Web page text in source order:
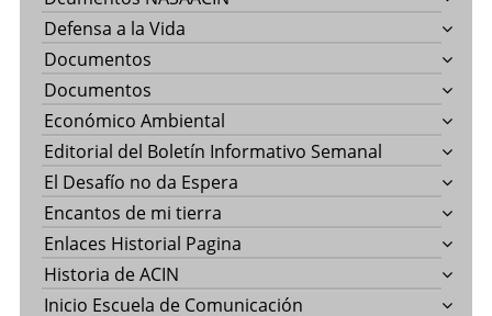
Defensa a la Vida
Documentos
Documentos
Económico Ambiental
Editorial del Boletín Informativo Semanal
El Desafío no da Espera
Encantos de mi tierra
Enlaces Historial Pagina
Historia de ACIN
Inicio Escuela de Comunicación